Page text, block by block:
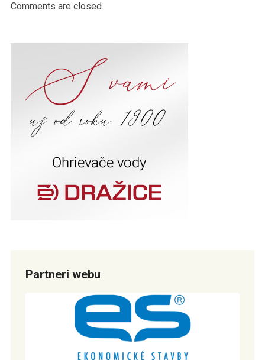
Comments are closed.
Partneri webu